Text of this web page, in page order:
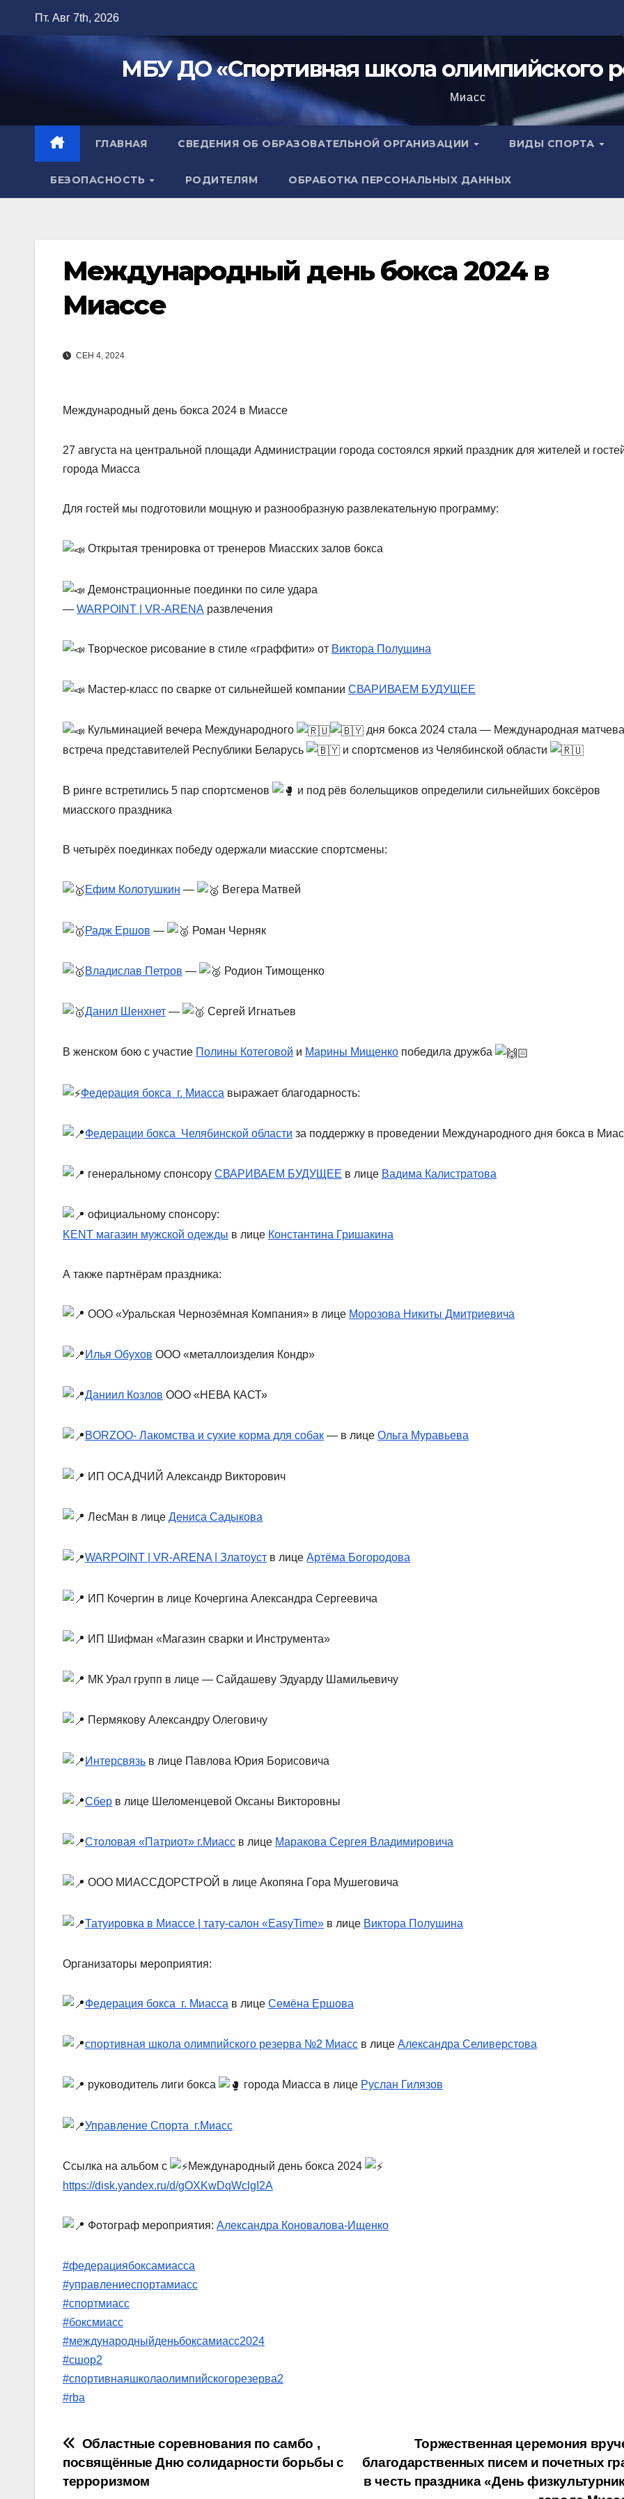
Пт. Авг 7th, 2026
МБУ ДО «Спортивная школа олимпийского
Миасс
ГЛАВНАЯ СВЕДЕНИЯ ОБ ОБРАЗОВАТЕЛЬНОЙ ОРГАНИЗАЦИИ ВИДЫ СПОРТА
БЕЗОПАСНОСТЬ РОДИТЕЛЯМ ОБРАБОТКА ПЕРСОНАЛЬНЫХ ДАННЫХ
Международный день бокса 2024 в
Миассе
СЕН 4, 2024
Международный день бокса 2024 в Миассе
27 августа на центральной площади Администрации города состоялся яркий праздник для жителей и
города Миасса
Для гостей мы подготовили мощную и разнообразную развлекательную программу:
Открытая тренировка от тренеров Миасских залов бокса
Демонстрационные поединки по силе удара
— WARPOINT | VR-ARENA развлечения
Творческое рисование в стиле «граффити» от Виктора Полушина
Мастер-класс по сварке от сильнейшей компании СВАРИВАЕМ БУДУЩЕЕ
Кульминацией вечера Международного
дня бокса 2024 стала — Международная
встреча представителей Республики Беларусь
и спортсменов из Челябинской области
В ринге встретились 5 пар спортсменов
и под рёв болельщиков определили сильнейших боксёров
миасского праздника
В четырёх поединках победу одержали миасские спортсмены:
Ефим Колотушкин — Вегера Матвей
Радж Ершов — Роман Черняк
Владислав Петров — Родион Тимощенко
Данил Шенхнет — Сергей Игнатьев
В женском бою с участие Полины Котеговой и Марины Мищенко победила дружба
Федерация бокса г. Миасса выражает благодарность:
Федерации бокса Челябинской области за поддержку в проведении Международного дня бокса в
генеральному спонсору СВАРИВАЕМ БУДУЩЕЕ в лице Вадима Калистратова
официальному спонсору:
KENT магазин мужской одежды в лице Константина Гришакина
А также партнёрам праздника:
ООО «Уральская Чернозёмная Компания» в лице Морозова Никиты Дмитриевича
Илья Обухов ООО «металлоизделия Кондр»
Даниил Козлов ООО «НЕВА КАСТ»
BORZOO- Лакомства и сухие корма для собак — в лице Ольга Муравьева
ИП ОСАДЧИЙ Александр Викторович
ЛесМан в лице Дениса Садыкова
WARPOINT | VR-ARENA | Златоуст в лице Артёма Богородова
ИП Кочергин в лице Кочергина Александра Сергеевича
ИП Шифман «Магазин сварки и Инструмента»
МК Урал групп в лице — Сайдашеву Эдуарду Шамильевичу
Пермякову Александру Олеговичу
Интерсвязь в лице Павлова Юрия Борисовича
Сбер в лице Шеломенцевой Оксаны Викторовны
Столовая «Патриот» г.Миасс в лице Маракова Сергея Владимировича
ООО МИАССДОРСТРОЙ в лице Акопяна Гора Мушеговича
Татуировка в Миассе | тату-салон «EasyTime» в лице Виктора Полушина
Организаторы мероприятия:
Федерация бокса г. Миасса в лице Семёна Ершова
спортивная школа олимпийского резерва №2 Миасс в лице Александра Селиверстова
руководитель лиги бокса города Миасса в лице Руслан Гилязов
Управление Спорта г.Миасс
Ссылка на альбом с
Международный день бокса 2024
https://disk.yandex.ru/d/gOXKwDqWclgI2A
Фотограф мероприятия: Александра Коновалова-Ищенко
#федерациябоксамиасса
#управлениеспортамиасс
#спортмиасс
#боксмиасс
#международныйденьбоксамиасс2024
#сшор2
#спортивнаяшколаолимпийскогорезерва2
#rba
Навигация
по
Торжественная церемония
благодарственных писем и почетных
в честь праздника «День
Областные соревнования по самбо ,
посвящённые Дню солидарности борьбы с
терроризмом